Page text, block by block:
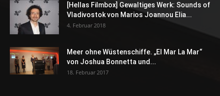
[Hellas Filmbox] Gewaltiges Werk: Sounds of
Vladivostok von Marios Joannou Elia...
4. Februar 2018
Meer ohne Wüstenschiffe. „El Mar La Mar“
von Joshua Bonnetta und...
18. Februar 2017